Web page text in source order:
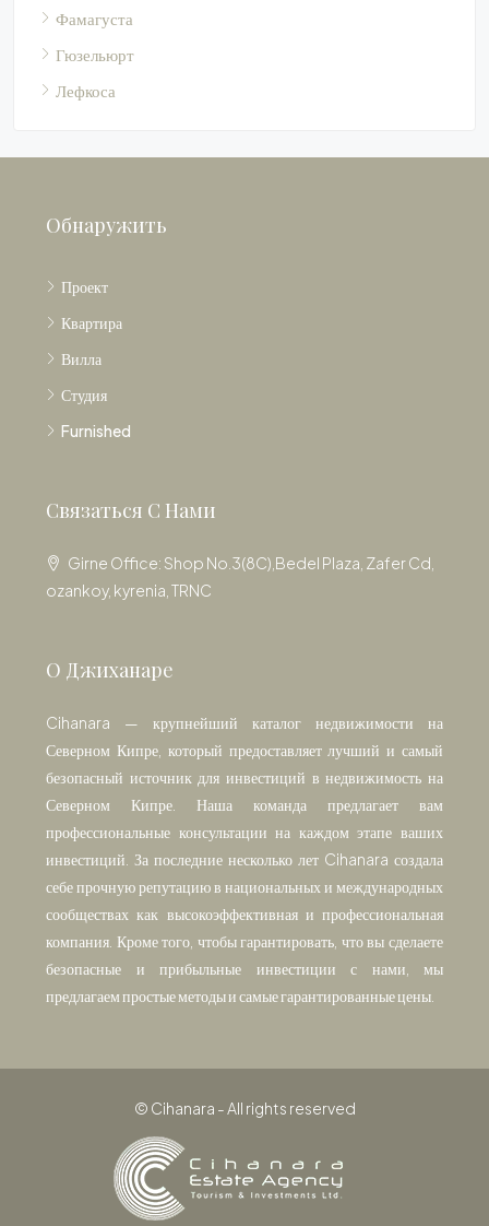
Гюзельюрт
Квартира
Вилла
Furnished
ozankoy, kyrenia, TRNC
Северном Кипре, который предоставляет лучший и самый
безопасный источник для инвестиций в недвижимость на
Северном Кипре. Наша команда предлагает вам
профессиональные консультации на каждом этапе ваших
инвестиций. За последние несколько лет Cihanara создала
себе прочную репутацию в национальных и международных
сообществах как высокоэффективная и профессиональная
компания. Кроме того, чтобы гарантировать, что вы сделаете
безопасные и прибыльные инвестиции с нами, мы
предлагаем простые методы и самые гарантированные цены.